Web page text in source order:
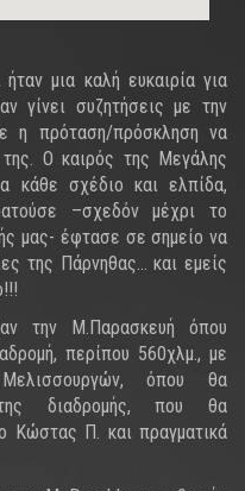
μια καλή ευκαιρία για
γίνει συζητήσεις με την
η πρόταση/πρόσκληση να
Ο καιρός της Μεγάλης
κάθε σχέδιο και ελπίδα,
–σχεδόν μέχρι το
μας- έφτασε σε σημείο να
της Πάρνηθας... και εμείς
την Μ.Παρασκευή όπου
περίπου 560χλμ., με
όπου θα
διαδρομής, που θα
Κώστας Π. και πραγματικά